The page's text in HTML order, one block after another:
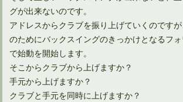
グが出来ないのです。
アドレスからクラブを振り上げていくのです
のためにバックスイングのきっかけとなるフ
で始動を開始します。
そこからクラブから上げますか？
手元から上げますか？
クラブと手元を同時に上げますか？